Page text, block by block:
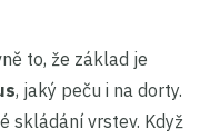
to, že základ je
, jaký peču i na dorty.
skládání vrstev. Když